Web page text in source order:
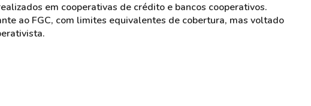
em cooperativas de crédito e bancos cooperativos.
ao FGC, com limites equivalentes de cobertura, mas voltado